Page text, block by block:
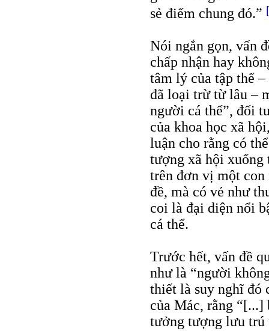
sẻ điểm chung đó.”
Nói ngắn gọn, vấn
chấp nhận hay
tâm lý của tập thể
đã loại trừ từ lâu –
người cá thể”, đối
của khoa học xã
luận cho rằng có
tượng xã hội xuống
trên đơn vị một
đề, mà có vẻ như
coi là đại diện nổi
cá thể.
Trước hết, vấn đề
như là “người
thiết là suy nghĩ đó
của Mác, rằng
tưởng tượng lưu trú